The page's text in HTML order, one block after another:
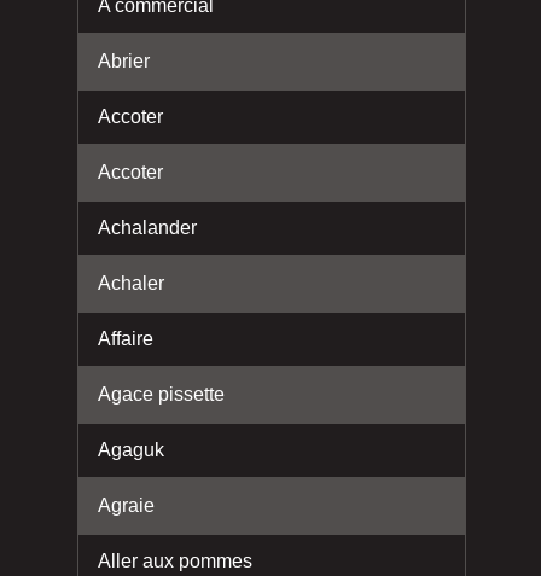
A commercial
Abrier
Accoter
Accoter
Achalander
Achaler
Affaire
Agace pissette
Agaguk
Agraie
Aller aux pommes